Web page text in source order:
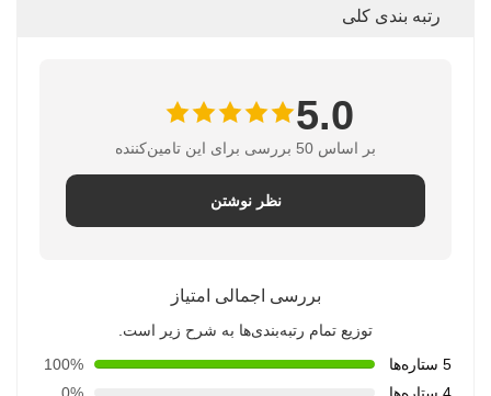
رتبه بندی کلی
5.0
بر اساس 50 بررسی برای این تامین‌کننده
نظر نوشتن
بررسی اجمالی امتیاز
توزیع تمام رتبه‌بندی‌ها به شرح زیر است.
5 ستاره‌ها
100%